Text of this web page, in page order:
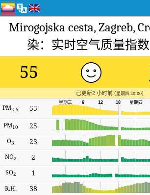
Mirogojska cesta, Zagreb,
染：实时空气质量指数
55
已更新2 小时前 (星期四 20:00)
PM2.5 55
星期四
18
12
6
星期三
PM10 25
O3 23
NO2 2
SO2 1
R.H. 38